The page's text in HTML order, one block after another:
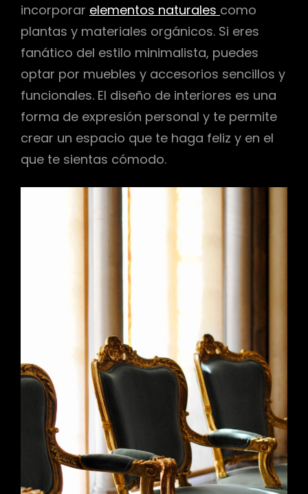
incorporar elementos naturales como
plantas y materiales orgánicos. Si eres
fanático del estilo minimalista, puedes
optar por muebles y accesorios sencillos y
funcionales. El diseño de interiores es una
forma de expresión personal y te permite
crear un espacio que te haga feliz y en el
que te sientas cómodo.